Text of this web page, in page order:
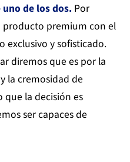
de los dos. Por
producto premium con el
exclusivo y sofisticado.
diremos que es por la
la cremosidad de
la decisión es
ser capaces de